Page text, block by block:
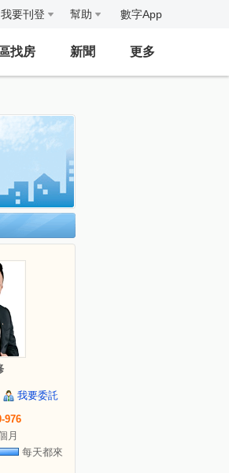
我要刊登 幫助 數字App
找房 新聞 更多
我要委託
976
月
每天都來